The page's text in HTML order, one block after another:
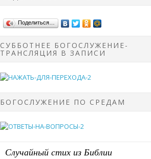
Поделиться…
СУББОТНЕЕ БОГОСЛУЖЕНИЕ-
ТРАНСЛЯЦИЯ В ЗАПИСИ
БОГОСЛУЖЕНИЕ ПО СРЕДАМ
Случайный стих из Библии